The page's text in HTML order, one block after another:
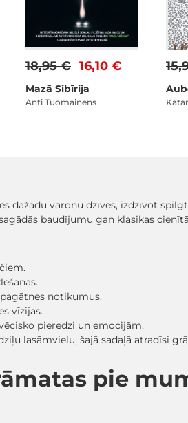
16,10 €
18,95 €
Mazā Sibīrija
Anti Tuomainens
varoņu dzīvēs, izdzīvot
baudījumu gan klasikas
notikumus.
vīzijas.
pieredzi un emocijām.
lasāmvielu, šajā sadaļā atradīsi
pie